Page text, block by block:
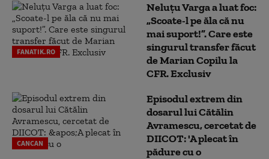
FANATIK.RO
Neluțu Varga a luat foc:
„Scoate-l pe ăla că nu
mai suport!”. Care este
singurul transfer făcut
de Marian Copilu la
CFR. Exclusiv
CANCAN
Episodul extrem din
dosarul lui Cătălin
Avramescu, cercetat de
DIICOT: 'A plecat în
pădure cu o